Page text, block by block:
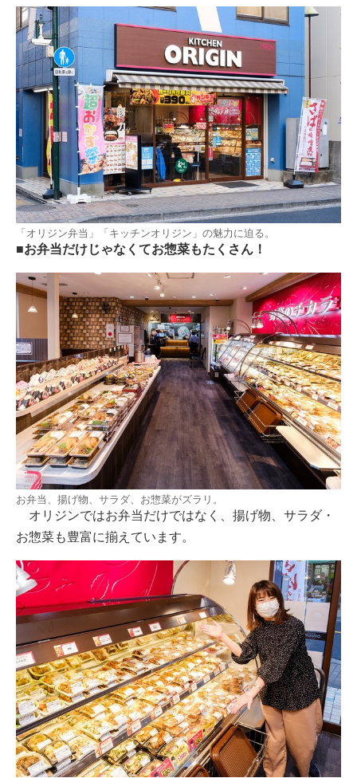
「オリジン弁当」「キッチンオリジン」の魅力に迫る。
■お弁当だけじゃなくてお惣菜もたくさん！
お弁当、揚げ物、サラダ、お惣菜がズラリ。
オリジンではお弁当だけではなく、揚げ物、サラダ・
お惣菜も豊富に揃えています。